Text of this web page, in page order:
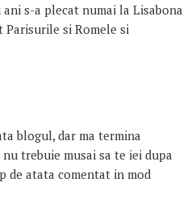
s-a plecat numai la Lisabona
Parisurile si Romele si
blogul, dar ma termina
trebuie musai sa te iei dupa
de atata comentat in mod